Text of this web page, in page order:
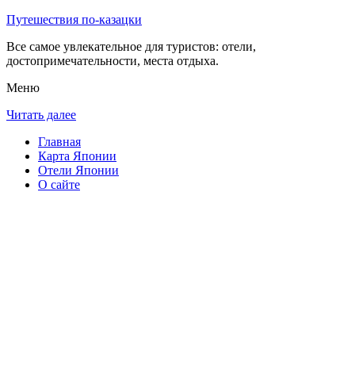
Путешествия по-казацки
Все самое увлекательное для туристов: отели,
достопримечательности, места отдыха.
Меню
Читать далее
Главная
Карта Японии
Отели Японии
О сайте